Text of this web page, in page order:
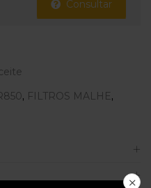
Consultar
, FILTROS MALHE,